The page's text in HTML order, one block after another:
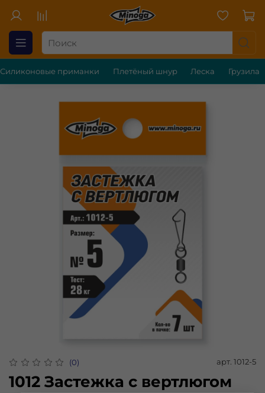
Силиконовые приманки Плетёный шнур Леска Грузила
(0) арт. 1012-5
1012 Застежка с вертлюгом